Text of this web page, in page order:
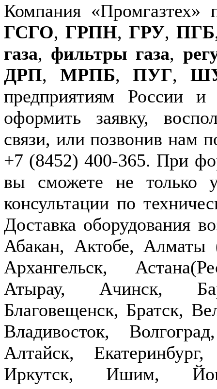
Компания «Промгазтех»
ГСГО, ГРПН, ГРУ, ПГБ
газа, фильтры газа,
ДРП, МРПБ,ПУГ,
предприятиям России
оформить заявку,
связи, или позвонив нам
+7 (8452) 400-365. При
вы сможете не только
консультации по
Доставка оборудования
Абакан, Актобе,
Архангельск,
Атырау, Ачинск,
Благовещенск, Братск,
Владивосток,
Алтайск,
Иркутск, Ишим,